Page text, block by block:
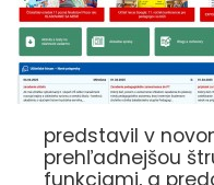
predstavil v
prehľadnejšou
funkciami, a